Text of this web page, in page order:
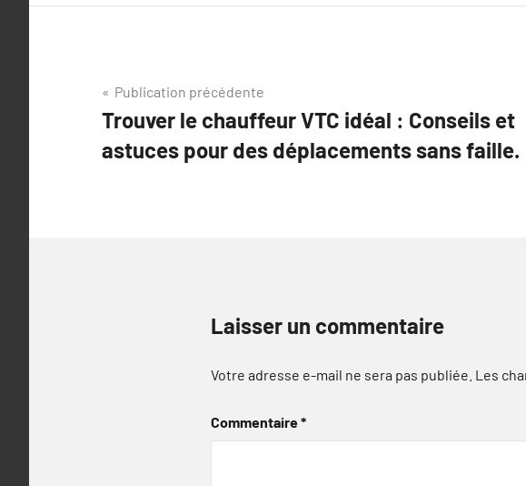
Navigation
de
l’article
Publication précédente
Trouver le chauffeur VTC idéal : Conseils et
astuces pour des déplacements sans faille.
Laisser un commentaire
Votre adresse e-mail ne sera pas publiée. Les
Commentaire*